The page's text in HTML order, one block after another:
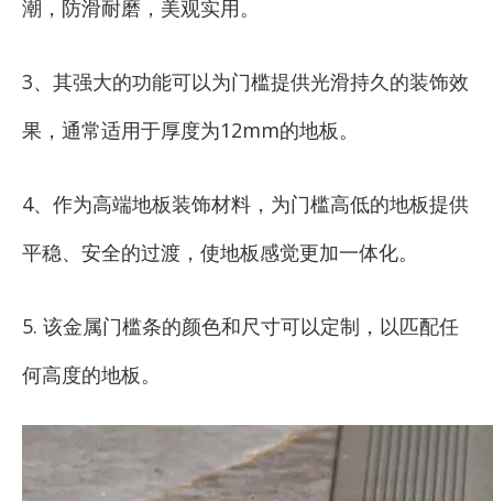
潮，防滑耐磨，美观实用。
3、其强大的功能可以为门槛提供光滑持久的装饰效
果，通常适用于厚度为12mm的地板。
4、作为高端地板装饰材料，为门槛高低的地板提供
平稳、安全的过渡，使地板感觉更加一体化。
5. 该金属门槛条的颜色和尺寸可以定制，以匹配任
何高度的地板。